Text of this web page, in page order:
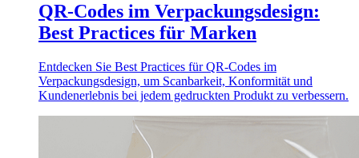
QR-Codes im Verpackungsdesign:
Best Practices für Marken
Entdecken Sie Best Practices für QR-Codes im
Verpackungsdesign, um Scanbarkeit, Konformität und
Kundenerlebnis bei jedem gedruckten Produkt zu verbessern.